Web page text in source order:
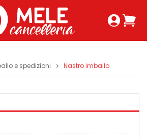
Login
e spedizioni Nastro imballo